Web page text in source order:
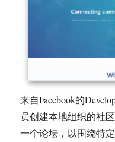
来自Facebook的
员创建本地组织的社
一个论坛，以围绕特